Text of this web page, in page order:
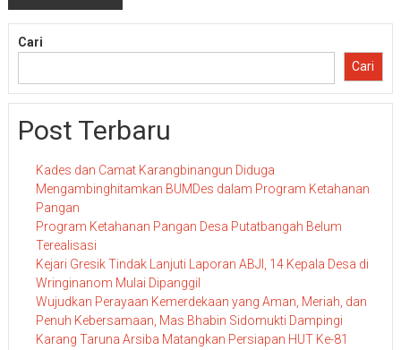
Cari
Cari
Post Terbaru
Kades dan Camat Karangbinangun Diduga
Mengambinghitamkan BUMDes dalam Program Ketahanan
Pangan
Program Ketahanan Pangan Desa Putatbangah Belum
Terealisasi
Kejari Gresik Tindak Lanjuti Laporan ABJI, 14 Kepala Desa di
Wringinanom Mulai Dipanggil
Wujudkan Perayaan Kemerdekaan yang Aman, Meriah, dan
Penuh Kebersamaan, Mas Bhabin Sidomukti Dampingi
Karang Taruna Arsiba Matangkan Persiapan HUT Ke-81